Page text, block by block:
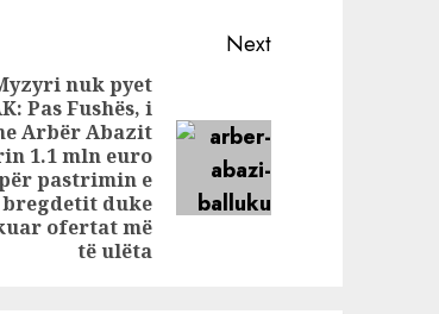
“Në
të
së
është
Shehu”
Next
nuk pyet
Pas Fushës, i
Arbër Abazit
1.1 mln euro
pastrimin e
bregdetit duke
ofertat më
të ulëta